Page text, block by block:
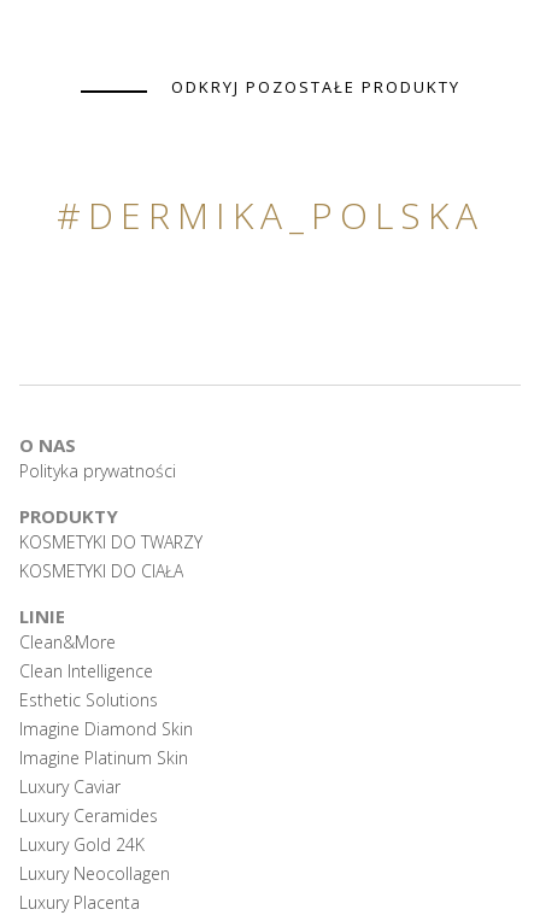
ODKRYJ POZOSTAŁE PRODUKTY
#DERMIKA_POLSKA
O NAS
Polityka prywatności
PRODUKTY
KOSMETYKI DO TWARZY
KOSMETYKI DO CIAŁA
LINIE
Clean&More
Clean Intelligence
Esthetic Solutions
Imagine Diamond Skin
Imagine Platinum Skin
Luxury Caviar
Luxury Ceramides
Luxury Gold 24K
Luxury Neocollagen
Luxury Placenta